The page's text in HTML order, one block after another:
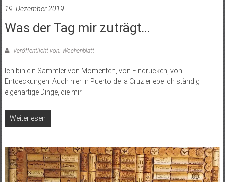
19. Dezember 2019
Was der Tag mir zuträgt…
Veröffentlicht von: Wochenblatt
Ich bin ein Sammler von Momenten, von Eindrücken, von
Entdeckungen. Auch hier in Puerto de la Cruz erlebe ich ständig
eigenartige Dinge, die mir
Weiterlesen